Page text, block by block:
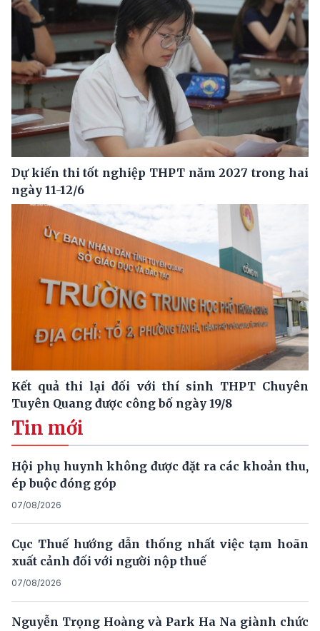
Dự kiến thi tốt nghiệp THPT năm 2027 trong hai
ngày 11-12/6
Kết quả thi lại đối với thí sinh THPT Chuyên
Tuyên Quang được công bố ngày 19/8
Tin mới
Hội phụ huynh không được đặt ra các khoản thu,
ép buộc đóng góp
07/08/2026
Cục Thuế hướng dẫn thống nhất việc tạm hoãn
xuất cảnh đối với người nộp thuế
07/08/2026
Nguyễn Trọng Hoàng và Park Ha Na giành chức